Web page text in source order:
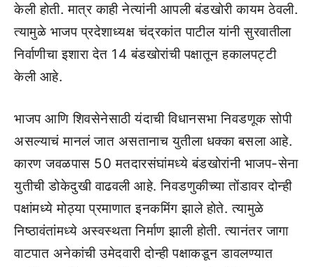
केली होती. मात्र काही नेत्यांनी आपली बंडखोरी कायम ठेवली.
त्यामुळे भाजप प्रदेशाध्यक्ष चंद्रकांत पाटील यांनी सुरवातीला
निर्वाणीचा इशारा देत 14 बंडखोरांची पक्षातून हकालपट्टी
केली आहे.
भाजप आणि शिवसेनेसाठी यंदाची विधानसभा निवडणूक सोपी
असल्याचं मानलं जात असतानाच युतीला धक्का बसला आहे.
कारण जवळपास 50 मतदारसंघांमध्ये बंडखोरांनी भाजप-सेना
युतीची डोकेदुखी वाढवली आहे. निवडणुकीच्या तोंडावर दोन्ही
पक्षांमध्ये मोठ्या प्रमाणात इनकमिंग झाले होते. त्यामुळे
निष्ठावंतांमध्ये अस्वस्थता निर्माण झाली होती. त्यानंतर जागा
वाटपात अनेकांची उमेदवारी दोन्ही पक्षाकडून डावलण्यात